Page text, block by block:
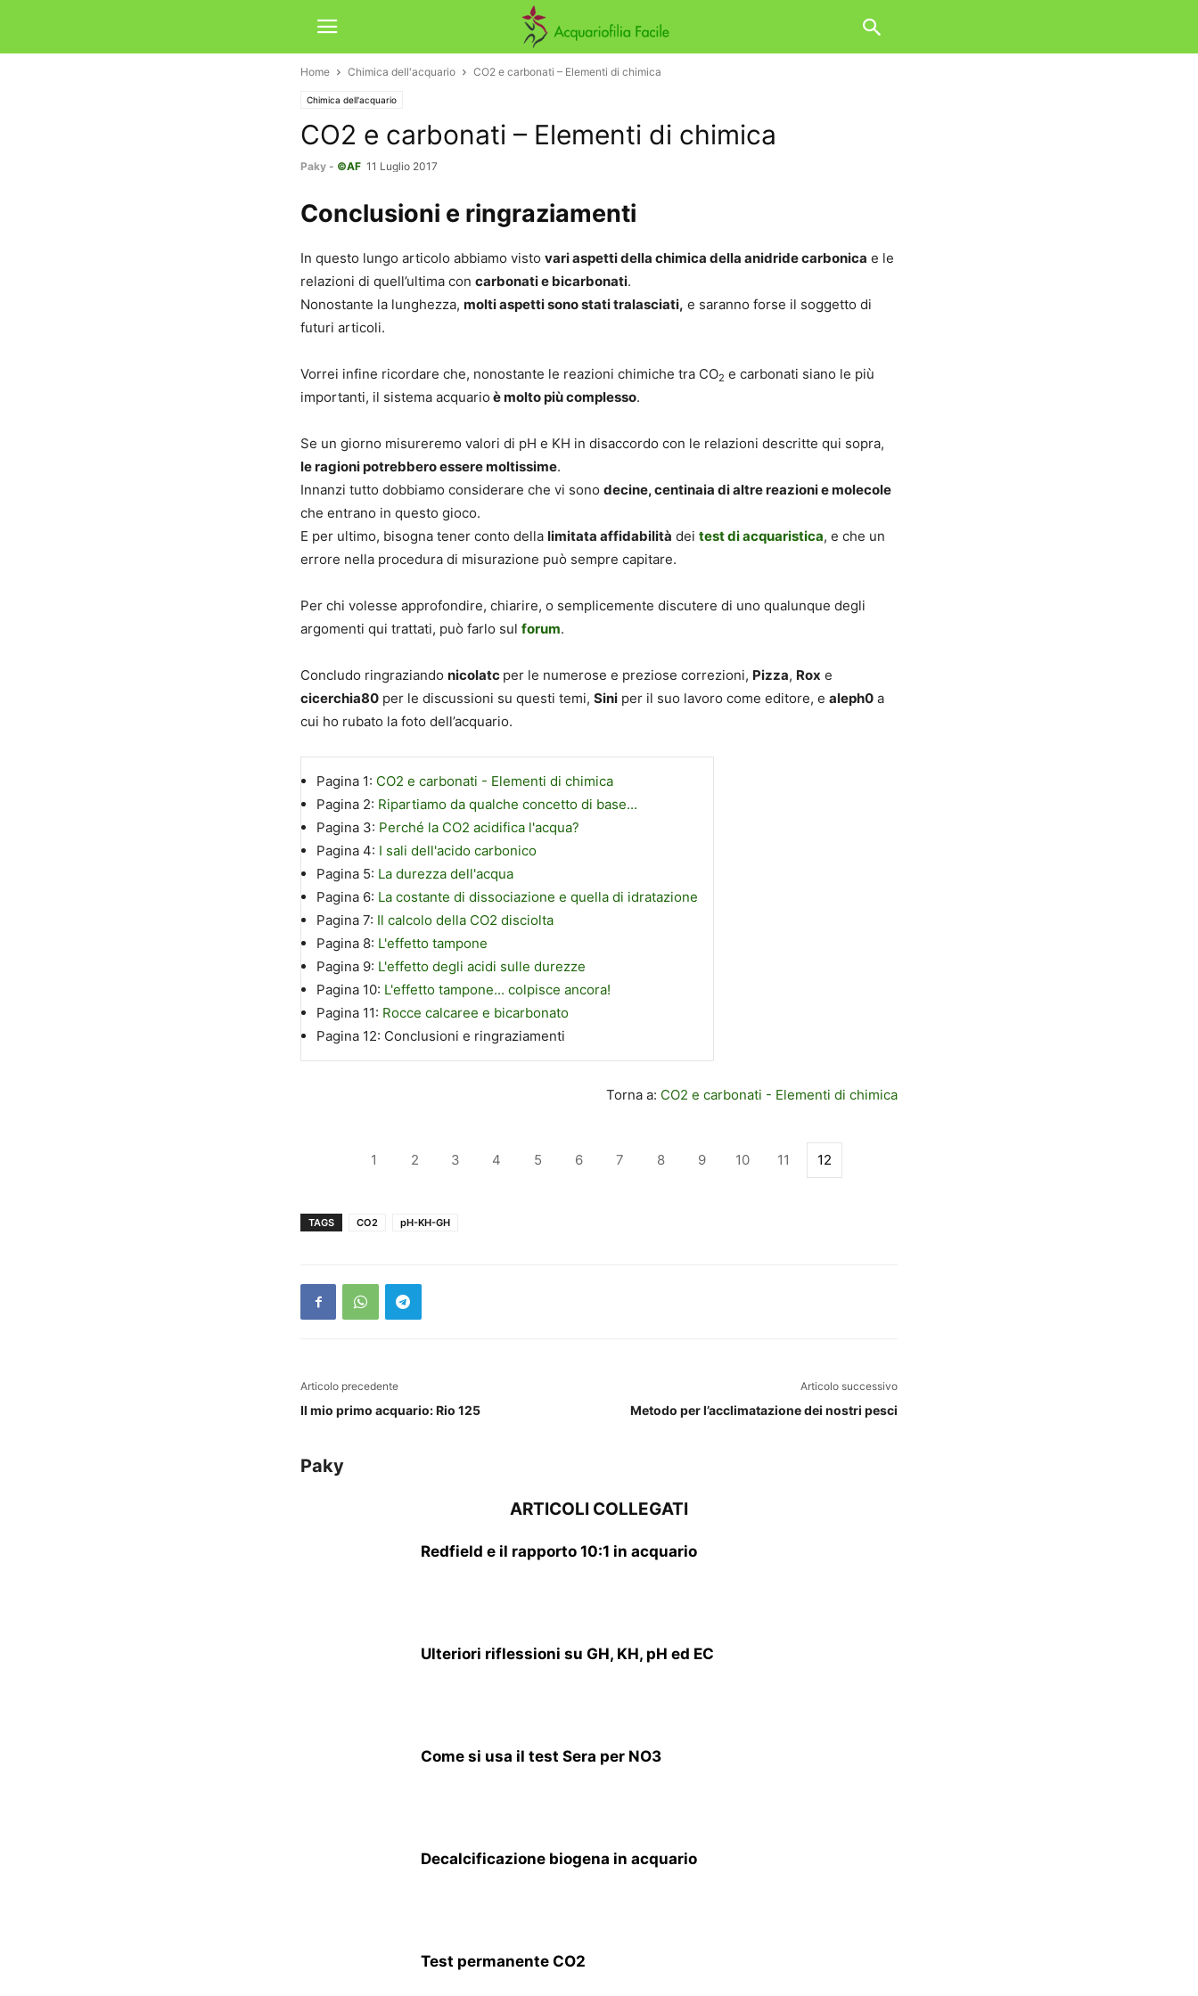
Home Chimica dell'acquario CO2 e carbonati – Elementi di chimica
Chimica dell'acquario
CO2 e carbonati – Elementi di chimica
Paky - ©AF 11 Luglio 2017
Conclusioni e ringraziamenti
In questo lungo articolo abbiamo visto vari aspetti della chimica della anidride carbonica e le
relazioni di quell’ultima con carbonati e bicarbonati.
Nonostante la lunghezza, molti aspetti sono stati tralasciati, e saranno forse il soggetto di
futuri articoli.
Vorrei infine ricordare che, nonostante le reazioni chimiche tra CO2 e carbonati siano le più
importanti, il sistema acquario è molto più complesso.
Se un giorno misureremo valori di pH e KH in disaccordo con le relazioni descritte qui sopra,
le ragioni potrebbero essere moltissime.
Innanzi tutto dobbiamo considerare che vi sono decine, centinaia di altre reazioni e molecole
che entrano in questo gioco.
E per ultimo, bisogna tener conto della limitata affidabilità dei test di acquaristica, e che un
errore nella procedura di misurazione può sempre capitare.
Per chi volesse approfondire, chiarire, o semplicemente discutere di uno qualunque degli
argomenti qui trattati, può farlo sul forum.
Concludo ringraziando nicolatc per le numerose e preziose correzioni, Pizza, Rox e
cicerchia80 per le discussioni su questi temi, Sini per il suo lavoro come editore, e aleph0 a
cui ho rubato la foto dell’acquario.
Pagina 1: CO2 e carbonati - Elementi di chimica
Pagina 2: Ripartiamo da qualche concetto di base...
Pagina 3: Perché la CO2 acidifica l'acqua?
Pagina 4: I sali dell'acido carbonico
Pagina 5: La durezza dell'acqua
Pagina 6: La costante di dissociazione e quella di idratazione
Pagina 7: Il calcolo della CO2 disciolta
Pagina 8: L'effetto tampone
Pagina 9: L'effetto degli acidi sulle durezze
Pagina 10: L'effetto tampone... colpisce ancora!
Pagina 11: Rocce calcaree e bicarbonato
Pagina 12: Conclusioni e ringraziamenti
Torna a: CO2 e carbonati - Elementi di chimica
1 2 3 4 5 6 7 8 9 10 11 12
TAGS CO2 pH-KH-GH
Articolo precedente
Il mio primo acquario: Rio 125
Articolo successivo
Metodo per l’acclimatazione dei nostri pesci
Paky
ARTICOLI COLLEGATI
Redfield e il rapporto 10:1 in acquario
Ulteriori riflessioni su GH, KH, pH ed EC
Come si usa il test Sera per NO3
Decalcificazione biogena in acquario
Test permanente CO2